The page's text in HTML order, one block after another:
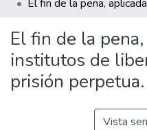
El fin de la
institutos de
prisión perpetua.
Vista